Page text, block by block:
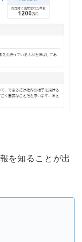
を知ることが出